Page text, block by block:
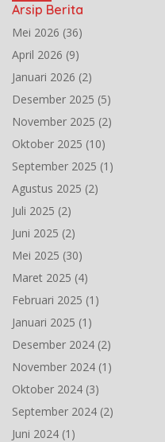
Arsip Berita
Mei 2026 (36)
April 2026 (9)
Januari 2026 (2)
Desember 2025 (5)
November 2025 (2)
Oktober 2025 (10)
September 2025 (1)
Agustus 2025 (2)
Juli 2025 (2)
Juni 2025 (2)
Mei 2025 (30)
Maret 2025 (4)
Februari 2025 (1)
Januari 2025 (1)
Desember 2024 (2)
November 2024 (1)
Oktober 2024 (3)
September 2024 (2)
Juni 2024 (1)